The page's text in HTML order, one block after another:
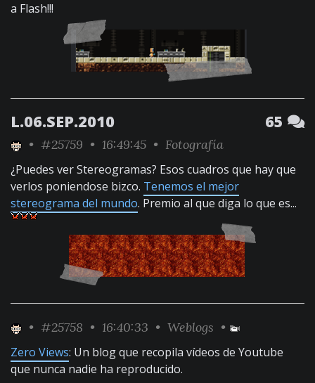
a Flash!!!
L.06.SEP.2010 65
• #25759 • 16:49:45 • Fotografía
¿Puedes ver Stereogramas? Esos cuadros que hay que
verlos poniendose bizco. Tenemos el mejor
stereograma del mundo. Premio al que diga lo que es...
• #25758 • 16:40:33 • Weblogs •
Zero Views: Un blog que recopila vídeos de Youtube
que nunca nadie ha reproducido.